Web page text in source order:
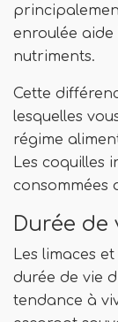
enroulée aide
nutriments.
Cette
lesquelles
régime
Les coquilles
consommées
Durée de
Les limaces
durée de vie
tendance à